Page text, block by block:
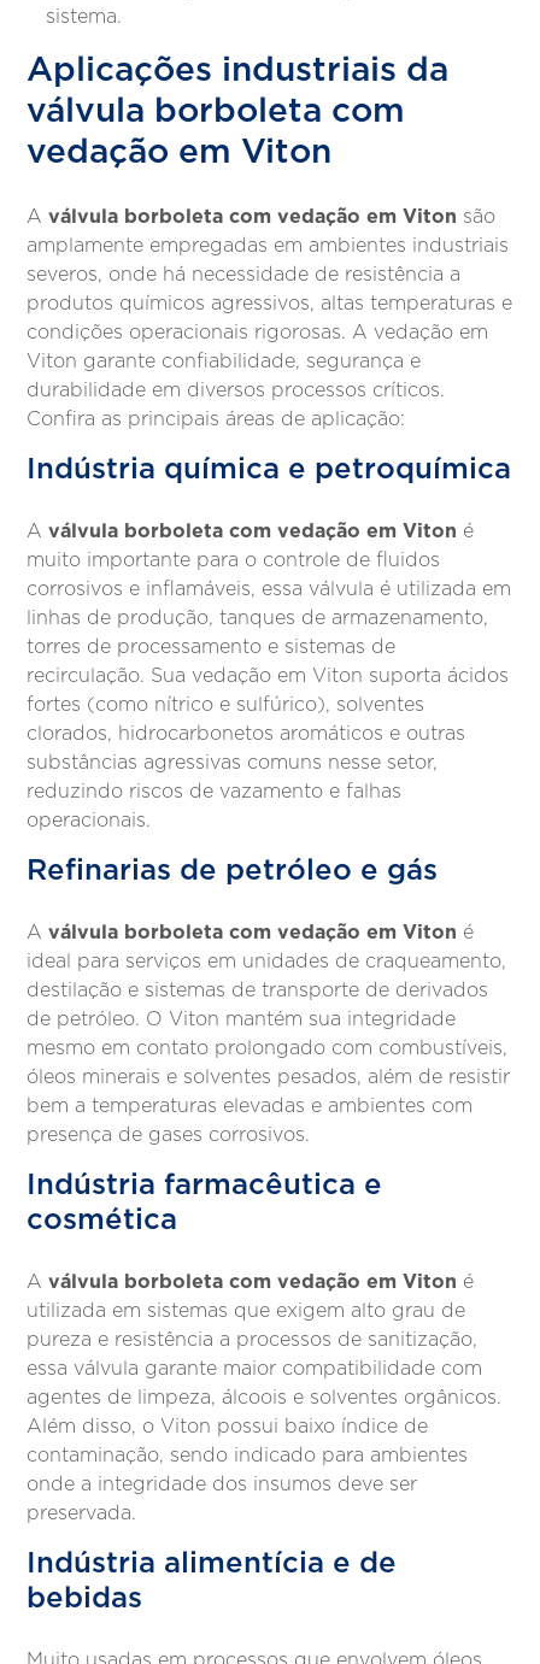
sistema.
Aplicações industriais da
válvula borboleta com
vedação em Viton
Aválvula borboleta com vedação em Viton são
amplamente empregadas em ambientes industriais
severos, onde há necessidade de resistência a
produtos químicos agressivos, altas temperaturas e
condições operacionais rigorosas. A vedação em
Viton garante confiabilidade, segurança e
durabilidade em diversos processos críticos.
Confira as principais áreas de aplicação:
Indústria química e petroquímica
Aválvula borboleta com vedação em Viton é
muito importante para o controle de fluidos
corrosivos e inflamáveis, essa válvula é utilizada em
linhas de produção, tanques de armazenamento,
torres de processamento e sistemas de
recirculação. Sua vedação em Viton suporta ácidos
fortes (como nítrico e sulfúrico), solventes
clorados, hidrocarbonetos aromáticos e outras
substâncias agressivas comuns nesse setor,
reduzindo riscos de vazamento e falhas
operacionais.
Refinarias de petróleo e gás
Aválvula borboleta com vedação em Viton é
ideal para serviços em unidades de craqueamento,
destilação e sistemas de transporte de derivados
de petróleo. O Viton mantém sua integridade
mesmo em contato prolongado com combustíveis,
óleos minerais e solventes pesados, além de resistir
bem a temperaturas elevadas e ambientes com
presença de gases corrosivos.
Indústria farmacêutica e
cosmética
Aválvula borboleta com vedação em Viton é
utilizada em sistemas que exigem alto grau de
pureza e resistência a processos de sanitização,
essa válvula garante maior compatibilidade com
agentes de limpeza, álcoois e solventes orgânicos.
Além disso, o Viton possui baixo índice de
contaminação, sendo indicado para ambientes
onde a integridade dos insumos deve ser
preservada.
Indústria alimentícia e de
bebidas
Muito usadas em processos que envolvem óleos